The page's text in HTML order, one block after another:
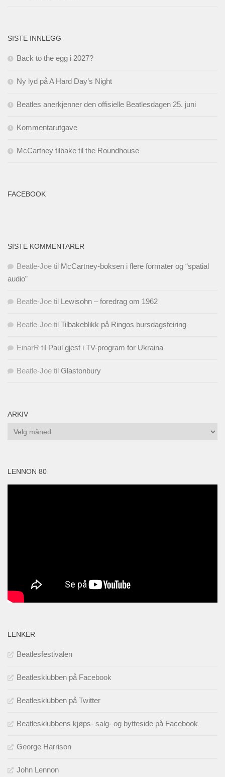
SISTE INNLEGG
Back to the egg i 2027?
Ny lyd på A Hard Day’s Night
Beatles anerkjenner den offisielle Beatlesdagen 25. juni
Kommentarutgave
McCartney tilbake til the Roundhouse
FACEBOOK
SISTE KOMMENTARER
Beatle-Joe til McCartney-boksen i flere formater og “spatial
audio”
Beatle-Joe til Lewisohn – foredrag om 1962
Beatle-Joe til Tilbakeblikk på Ringos bursdagsfeiring
EinarR til Paul gjest i TV-program for Ukraina
Beatle-Joe til Glastonbury
ARKIV
Arkiv
LENNON 80
LENKER
Beatlesfestivalen
Beatlesklubben på Facebook
Beatlesklubben på Twitter
Beatlesklubbens kjøps- salg- og bytteside på Facebook
George Harrison
John Lennon